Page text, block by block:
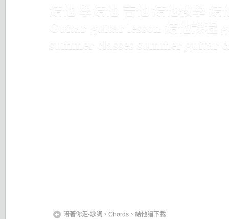
結他 學結他 吉他 結他教學
Guitar guitar lesson 結他課程
summer classes summer
陪著你走-歌詞、Chords、結他譜下載